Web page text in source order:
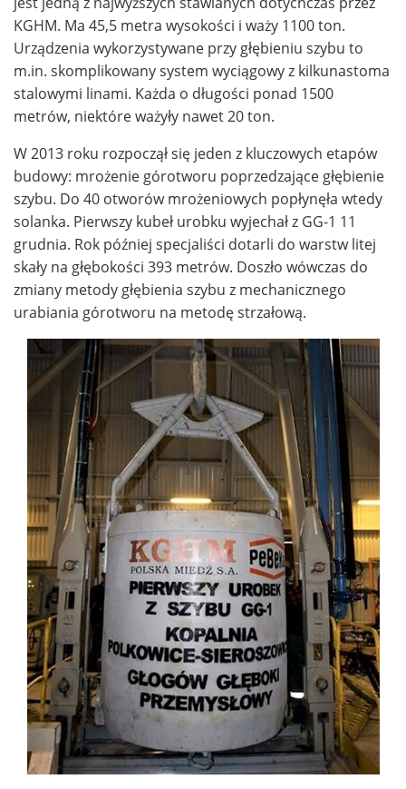
KGHM. Ma 45,5 metra wysokości i waży 1100 ton.
Urządzenia wykorzystywane przy głębieniu szybu to
m.in. skomplikowany system wyciągowy z kilkunastoma
stalowymi linami. Każda o długości ponad 1500
metrów, niektóre ważyły nawet 20 ton.
W 2013 roku rozpoczął się jeden z kluczowych etapów
budowy: mrożenie górotworu poprzedzające głębienie
szybu. Do 40 otworów mrożeniowych popłynęła wtedy
solanka. Pierwszy kubeł urobku wyjechał z GG-1 11
grudnia. Rok później specjaliści dotarli do warstw litej
skały na głębokości 393 metrów. Doszło wówczas do
zmiany metody głębienia szybu z mechanicznego
urabiania górotworu na metodę strzałową.